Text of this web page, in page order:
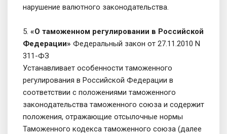
нарушение валютного законодательства.
5. «О таможенном регулировании в Российской
Федерации» Федеральный закон от 27.11.2010 N
311-ФЗ
Устанавливает особенности таможенного
регулирования в Российской Федерации в
соответствии с положениями таможенного
законодательства таможенного союза и содержит
положения, отражающие отсылочные нормы
Таможенного кодекса таможенного союза (далее